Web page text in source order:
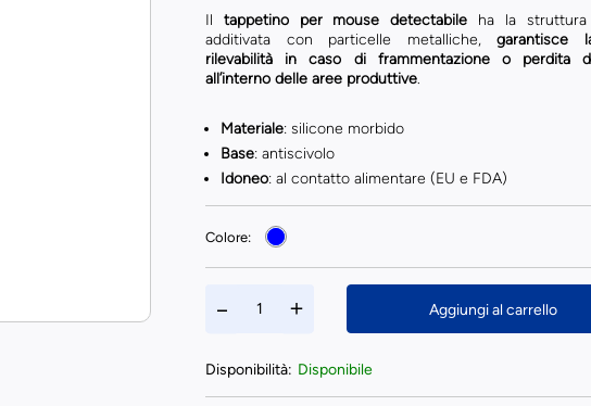
Il tappetino per mouse detectabile ha la struttura
additivata con particelle metalliche,garantisce
rilevabilità in caso di frammentazione o perdita
all’interno delle aree produttive.
Materiale: silicone morbido
Base: antiscivolo
Idoneo: al contatto alimentare (EU e FDA)
Colore:
Aggiungi al carrello
Disponibilità: Disponibile